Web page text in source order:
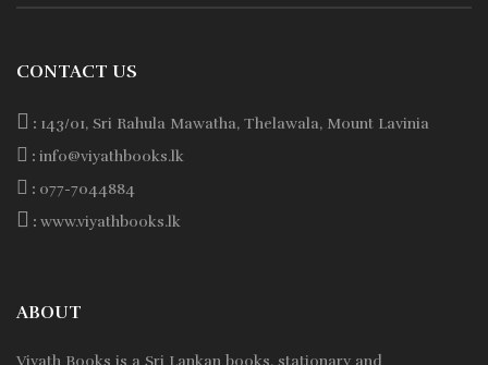
CONTACT US
: 143/01, Sri Rahula Mawatha, Thelawala, Mount Lavinia
: info@viyathbooks.lk
: 077-7044884
: www.viyathbooks.lk
ABOUT